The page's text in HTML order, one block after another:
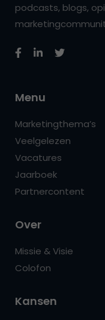
podcasts, blogs,
Menu
Marketingthema’s
Veelgelezen
Vacatures
Jaarboek
Partnercontent
Over
Missie & Visie
Colofon
Kansen